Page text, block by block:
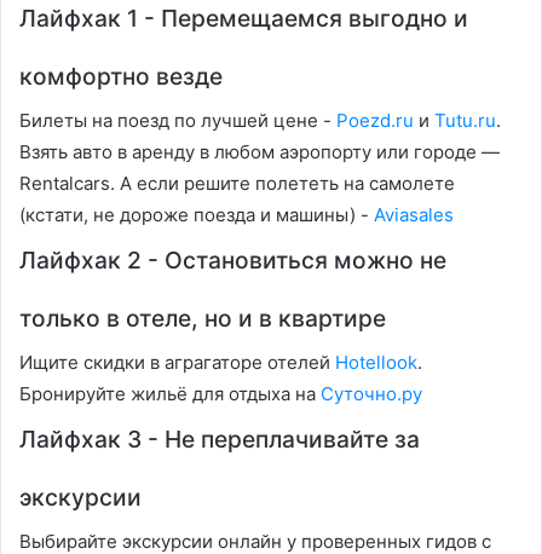
Лайфхак 1 - Перемещаемся выгодно и
комфортно везде
Билеты на поезд по лучшей цене - Poezd.ru и Tutu.ru.
Взять авто в аренду в любом аэропорту или городе —
Rentalcars. А если решите полететь на самолете
(кстати, не дороже поезда и машины) - Aviasales
Лайфхак 2 - Остановиться можно не
только в отеле, но и в квартире
Ищите скидки в аграгаторе отелей Hotellook.
Бронируйте жильё для отдыха на Суточно.ру
Лайфхак 3 - Не переплачивайте за
экскурсии
Выбирайте экскурсии онлайн у проверенных гидов с